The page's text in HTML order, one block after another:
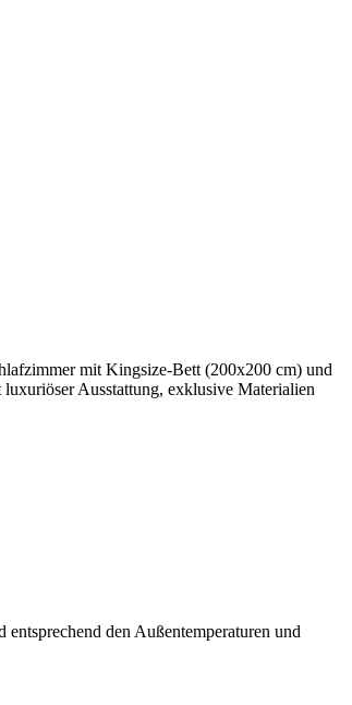
mit Kingsize-Bett (200x200 cm) und
luxuriöser Ausstattung, exklusive Materialien
den Außentemperaturen und